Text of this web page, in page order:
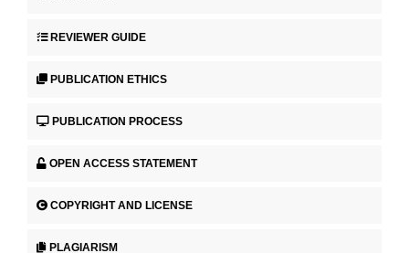
REVIEWER GUIDE
PUBLICATION ETHICS
PUBLICATION PROCESS
OPEN ACCESS STATEMENT
COPYRIGHT AND LICENSE
PLAGIARISM